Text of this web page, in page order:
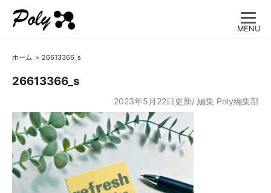
MENU
ホーム 26613366_s
26613366_s
2023年5月22日更新/ 編集 Poly編集部